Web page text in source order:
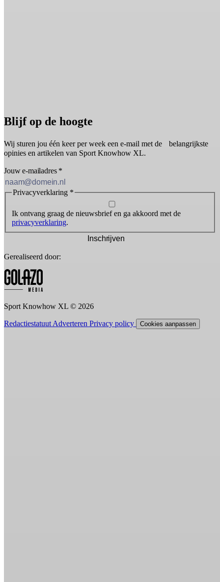
Blijf op de hoogte
Wij sturen jou één keer per week een e-mail met de belangrijkste
opinies en artikelen van Sport Knowhow XL.
Jouw e-mailadres *
Privacyverklaring *
Ik ontvang graag de nieuwsbrief en ga akkoord met de
privacyverklaring.
Inschrijven
Gerealiseerd door:
Sport Knowhow XL © 2026
Redactiestatuut Adverteren Privacy policy Cookies aanpassen